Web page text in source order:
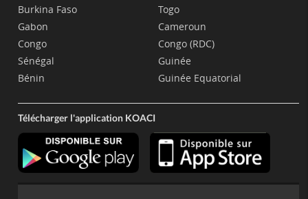
Burkina Faso
Gabon
Congo
Sénégal
Bénin
Togo
Cameroun
Congo (RDC)
Guinée
Guinée Equatorial
Télécharger l'application KOACI